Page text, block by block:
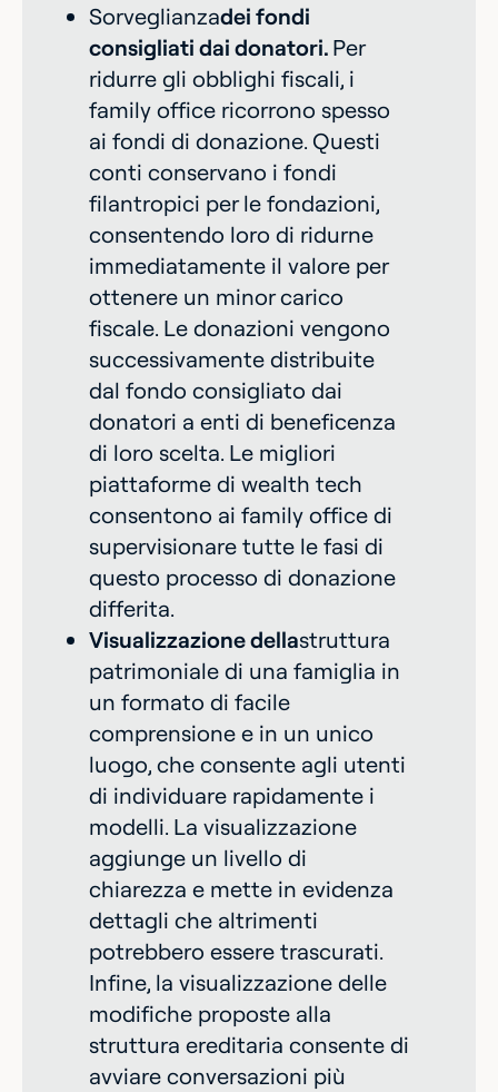
‍Sorveglianzadei fondi
consigliati dai donatori. Per
ridurre gli obblighi fiscali, i
family office ricorrono spesso
ai fondi di donazione. Questi
conti conservano i fondi
filantropici per le fondazioni,
consentendo loro di ridurne
immediatamente il valore per
ottenere un minor carico
fiscale. Le donazioni vengono
successivamente distribuite
dal fondo consigliato dai
donatori a enti di beneficenza
di loro scelta. Le migliori
piattaforme di wealth tech
consentono ai family office di
supervisionare tutte le fasi di
questo processo di donazione
differita.
Visualizzazione dellastruttura
patrimoniale di una famiglia in
un formato di facile
comprensione e in un unico
luogo, che consente agli utenti
di individuare rapidamente i
modelli. La visualizzazione
aggiunge un livello di
chiarezza e mette in evidenza
dettagli che altrimenti
potrebbero essere trascurati.
Infine, la visualizzazione delle
modifiche proposte alla
struttura ereditaria consente di
avviare conversazioni più